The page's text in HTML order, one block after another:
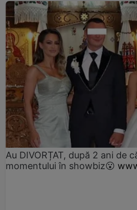
Au DIVORȚAT, după 2 ani de
momentului în showbiz😮